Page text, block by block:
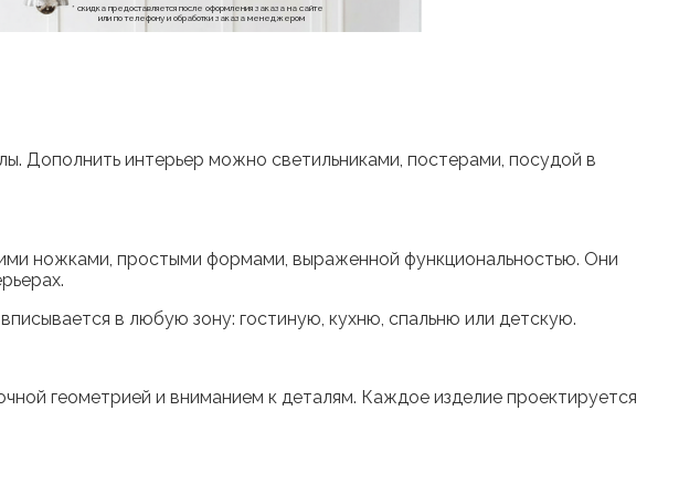
Дополнить интерьер можно светильниками, постерами, посудой в
ножками, простыми формами, выраженной функциональностью. Они
в любую зону: гостиную, кухню, спальню или детскую.
геометрией и вниманием к деталям. Каждое изделие проектируется
* скидка предоставляется после оформления заказа на сайте
или по телефону и обработки заказа менеджером